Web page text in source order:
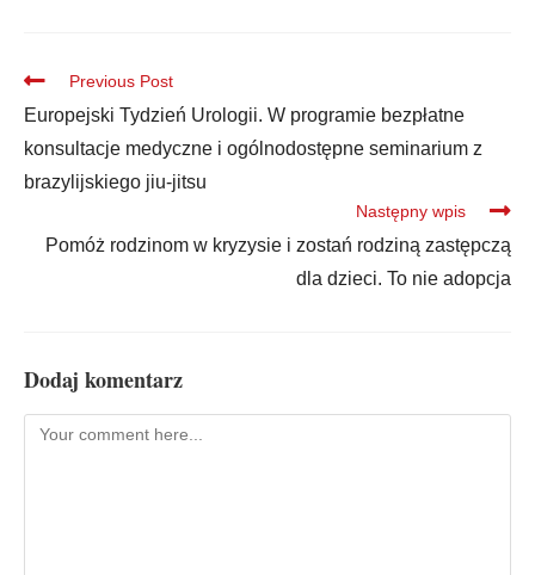
Previous Post
Europejski Tydzień Urologii. W programie bezpłatne
konsultacje medyczne i ogólnodostępne seminarium z
brazylijskiego jiu-jitsu
Następny wpis
Pomóż rodzinom w kryzysie i zostań rodziną zastępczą
dla dzieci. To nie adopcja
Dodaj komentarz